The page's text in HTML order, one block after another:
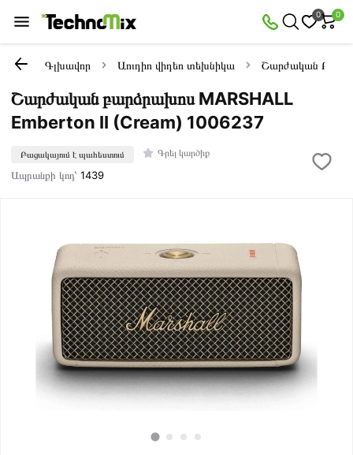
0 0
Գլխավոր Աուդիո վիդեո տեխնիկա Շարժական
Շարժական բարձրախոս MARSHALL
Emberton II (Cream) 1006237
Բացակայում է պահեստում Գրել կարծիք
Ապրանքի կոդ՝1439